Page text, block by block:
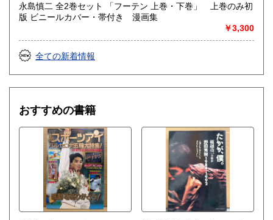
永島慎二 全2巻セット 「フーテン 上巻・下巻」 上巻のみ初
版 ビニールカバー・帯付き 漫画集
￥3,300
全ての新着情報
おすすめの書籍